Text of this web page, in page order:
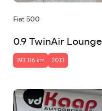
Fiat 500
0.9 TwinAir Lounge
193.116 km 2013